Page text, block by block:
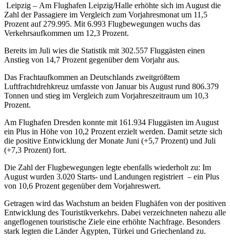
Leipzig – Am Flughafen Leipzig/Halle erhöhte sich im August die
Zahl der Passagiere im Vergleich zum Vorjahresmonat um 11,5
Prozent auf 279.995. Mit 6.993 Flugbewegungen wuchs das
Verkehrsaufkommen um 12,3 Prozent.
Bereits im Juli wies die Statistik mit 302.557 Fluggästen einen
Anstieg von 14,7 Prozent gegenüber dem Vorjahr aus.
Das Frachtaufkommen an Deutschlands zweitgrößtem
Luftfrachtdrehkreuz umfasste von Januar bis August rund 806.379
Tonnen und stieg im Vergleich zum Vorjahreszeitraum um 10,3
Prozent.
Am Flughafen Dresden konnte mit 161.934 Fluggästen im August
ein Plus in Höhe von 10,2 Prozent erzielt werden. Damit setzte sich
die positive Entwicklung der Monate Juni (+5,7 Prozent) und Juli
(+7,3 Prozent) fort.
Die Zahl der Flugbewegungen legte ebenfalls wiederholt zu: Im
August wurden 3.020 Starts- und Landungen registriert – ein Plus
von 10,6 Prozent gegenüber dem Vorjahreswert.
Getragen wird das Wachstum an beiden Flughäfen von der positiven
Entwicklung des Touristikverkehrs. Dabei verzeichneten nahezu alle
angeflogenen touristische Ziele eine erhöhte Nachfrage. Besonders
stark legten die Länder Ägypten, Türkei und Griechenland zu.